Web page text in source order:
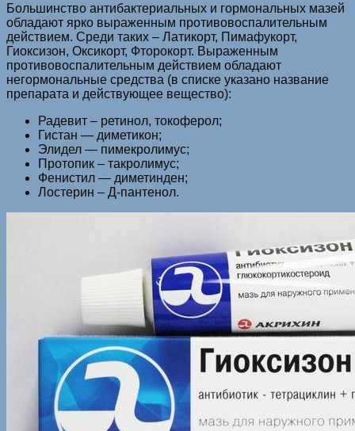
Большинство антибактериальных и гормональных мазей
обладают ярко выраженным противовоспалительным
действием. Среди таких – Латикорт, Пимафукорт,
Гиоксизон, Оксикорт, Фторокорт. Выраженным
противовоспалительным действием обладают
негормональные средства (в списке указано название
препарата и действующее вещество):
Радевит – ретинол, токоферол;
Гистан — диметикон;
Элидел — пимекролимус;
Протопик – такролимус;
Фенистил — диметинден;
Лостерин – Д-пантенол.